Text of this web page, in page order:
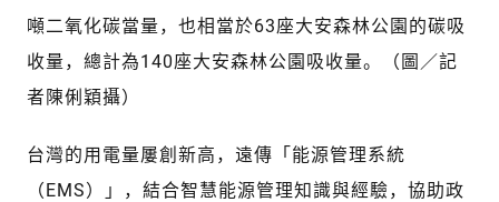
噸二氧化碳當量，也相當於63座大安森林公園的碳吸
收量，總計為140座大安森林公園吸收量。（圖／記
者陳俐穎攝）
台灣的用電量屢創新高，遠傳「能源管理系統
（EMS）」，結合智慧能源管理知識與經驗，協助政